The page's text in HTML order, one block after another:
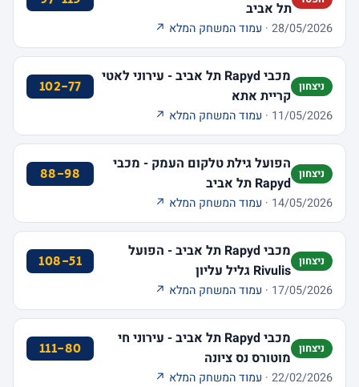
תל אביב
28/05/2026 · עמוד המשחק המלא ↗
ניצחון
מכבי Rapyd תל אביב - עירוני לאטי
קריית אתא
102-77
11/05/2026 · עמוד המשחק המלא ↗
ניצחון
הפועל גילת טלקום העמק - מכבי
Rapyd תל אביב
88-98
14/05/2026 · עמוד המשחק המלא ↗
ניצחון
מכבי Rapyd תל אביב - הפועל
Rivulis גליל עליון
108-51
17/05/2026 · עמוד המשחק המלא ↗
ניצחון
מכבי Rapyd תל אביב - עירוני חי
מוטורס נס ציונה
111-80
22/02/2026 · עמוד המשחק המלא ↗